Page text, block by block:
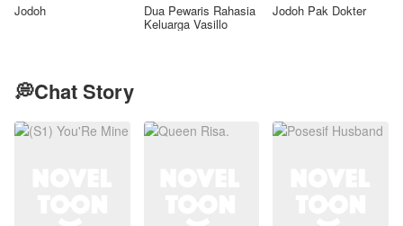
Jodoh Dua Pewaris Rahasia
Keluarga Vasillo
Jodoh Pak Dokter
💭Chat Story